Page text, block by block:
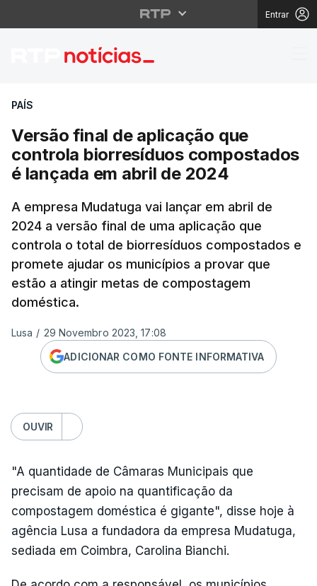
Entrar
Versão final de
PAÍS
Versão final de aplicação que
controla biorresíduos compostados
é lançada em abril de 2024
A empresa Mudatuga vai lançar em abril de
2024 a versão final de uma aplicação que
controla o total de biorresíduos compostados e
promete ajudar os municípios a provar que
estão a atingir metas de compostagem
doméstica.
Lusa / 29 Novembro 2023, 17:08
ADICIONAR COMO FONTE INFORMATIVA
OUVIR
"A quantidade de Câmaras Municipais que
precisam de apoio na quantificação da
compostagem doméstica é gigante", disse hoje à
agência Lusa a fundadora da empresa Mudatuga,
sediada em Coimbra, Carolina Bianchi.